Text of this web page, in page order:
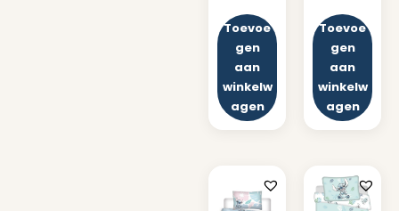
Toevoe
gen
aan
winkelw
agen
Toevoe
gen
aan
winkelw
agen